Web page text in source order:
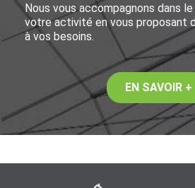
Nous vous accompagnons dans
votre activité en vous proposant
à vos besoins.
EN SAVOIR +